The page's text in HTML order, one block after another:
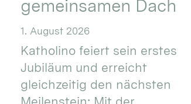
gemeinsamen Dach
1. August 2026
Katholino feiert sein erstes
Jubiläum und erreicht
gleichzeitig den nächsten
Meilenstein: Mit der